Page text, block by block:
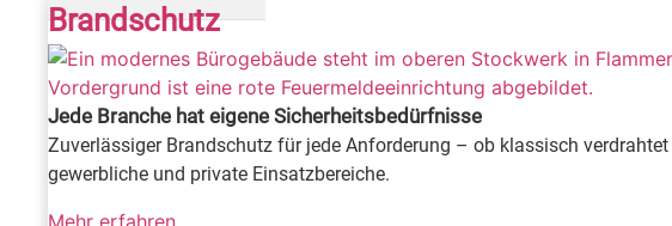
Brandschutz
Jede Branche hat eigene Sicherheitsbedürfnisse
Zuverlässiger Brandschutz für jede Anforderung – ob klassisch
gewerbliche und private Einsatzbereiche.
Mehr erfahren